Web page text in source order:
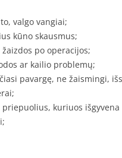
valgo vangiai;
kūno skausmus;
po operacijos;
ar kailio problemų;
pavargę, ne žaismingi,
kuriuos išgyvena